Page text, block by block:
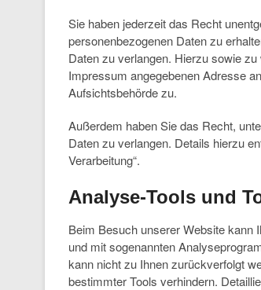
Sie haben jederzeit das Recht
personenbezogenen Daten zu
Daten zu verlangen. Hierzu sowie
Impressum angegebenen Adresse
Aufsichtsbehörde zu.
Außerdem haben Sie das Recht,
Daten zu verlangen. Details hierzu
Verarbeitung“.
Analyse-Tools und
Beim Besuch unserer Website kann
und mit sogenannten
kann nicht zu Ihnen zurückverfolgt
bestimmter Tools verhindern.